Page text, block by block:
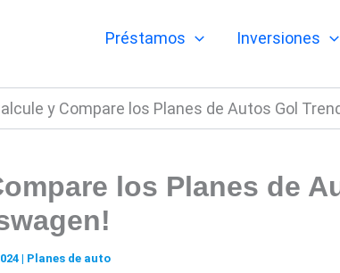
Préstamos Inversiones
y Compare los Planes de Autos Gol
los Planes de
| Planes de auto